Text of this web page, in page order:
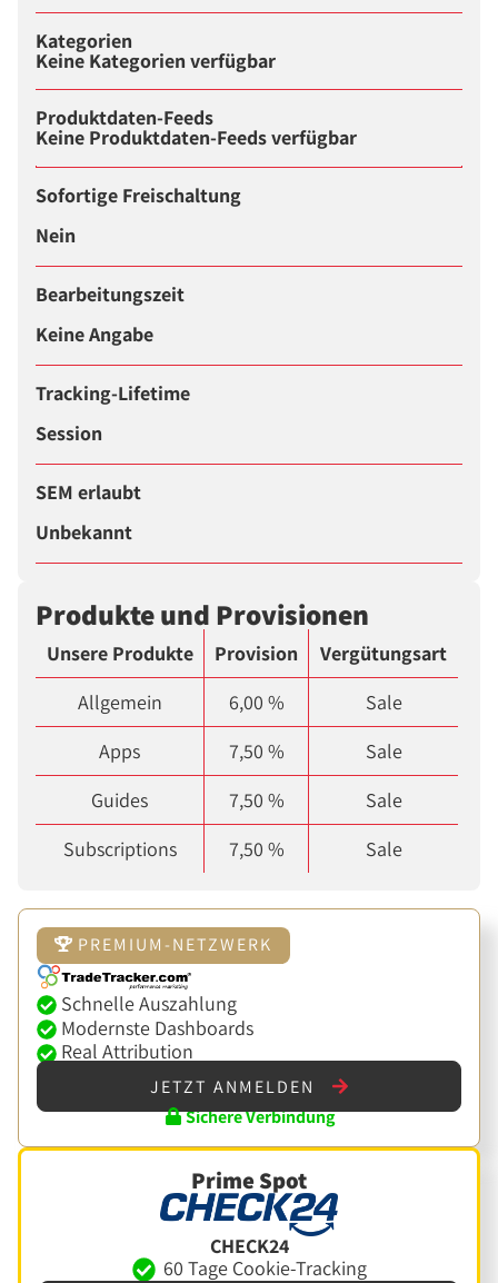
Kategorien
Keine Kategorien verfügbar
Produktdaten-Feeds
Keine Produktdaten-Feeds verfügbar
Sofortige Freischaltung
Nein
Bearbeitungszeit
Keine Angabe
Tracking-Lifetime
Session
SEM erlaubt
Unbekannt
Produkte und Provisionen
Unsere Produkte Provision
Vergütungsart
Allgemein
6,00 %
Sale
Apps
7,50 %
Sale
Guides
7,50 %
Sale
Subscriptions
7,50 % Sale
PREMIUM-NETZWERK
Schnelle Auszahlung
Modernste Dashboards
Real Attribution
JETZT ANMELDEN
Sichere Verbindung
Prime Spot
CHECK24
60 Tage Cookie-Tracking